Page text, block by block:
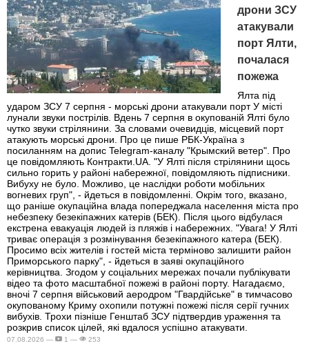
дрони ЗСУ
атакували
порт Ялти,
почалася
пожежа
Ялта під
ударом ЗСУ 7 серпня - морські дрони атакували порт У місті
лунали звуки пострілів. Вдень 7 серпня в окупованій Ялті було
чутко звуки стрілянини. За словами очевидців, місцевий порт
атакують морські дрони. Про це пише РБК-Україна з
посиланням на допис Telegram-каналу "Крымский ветер". Про
це повідомляють Контракти.UA. "У Ялті після стрілянини щось
сильно горить у районі набережної, повідомляють підписники.
Вибуху не було. Можливо, це наслідки роботи мобільних
вогневих груп", - йдеться в повідомленні. Окрім того, вказано,
що раніше окупаційна влада попереджала населення міста про
небезпеку безекіпажних катерів (БЕК). Після цього відбулася
екстрена евакуація людей із пляжів і набережних. "Увага! У Ялті
триває операція з розмінування безекіпажного катера (БЕК).
Просимо всіх жителів і гостей міста терміново залишити район
Приморського парку", - йдеться в заяві окупаційного
керівництва. Згодом у соціальних мережах почали публікувати
відео та фото масштабної пожежі в районі порту. Нагадаємо,
вночі 7 серпня військовий аеродром "Гвардійське" в тимчасово
окупованому Криму охопили потужні пожежі після серії гучних
вибухів. Трохи пізніше Генштаб ЗСУ підтвердив ураження та
розкрив список цілей, які вдалося успішно атакувати.
07.08.2026 — 1 — 253